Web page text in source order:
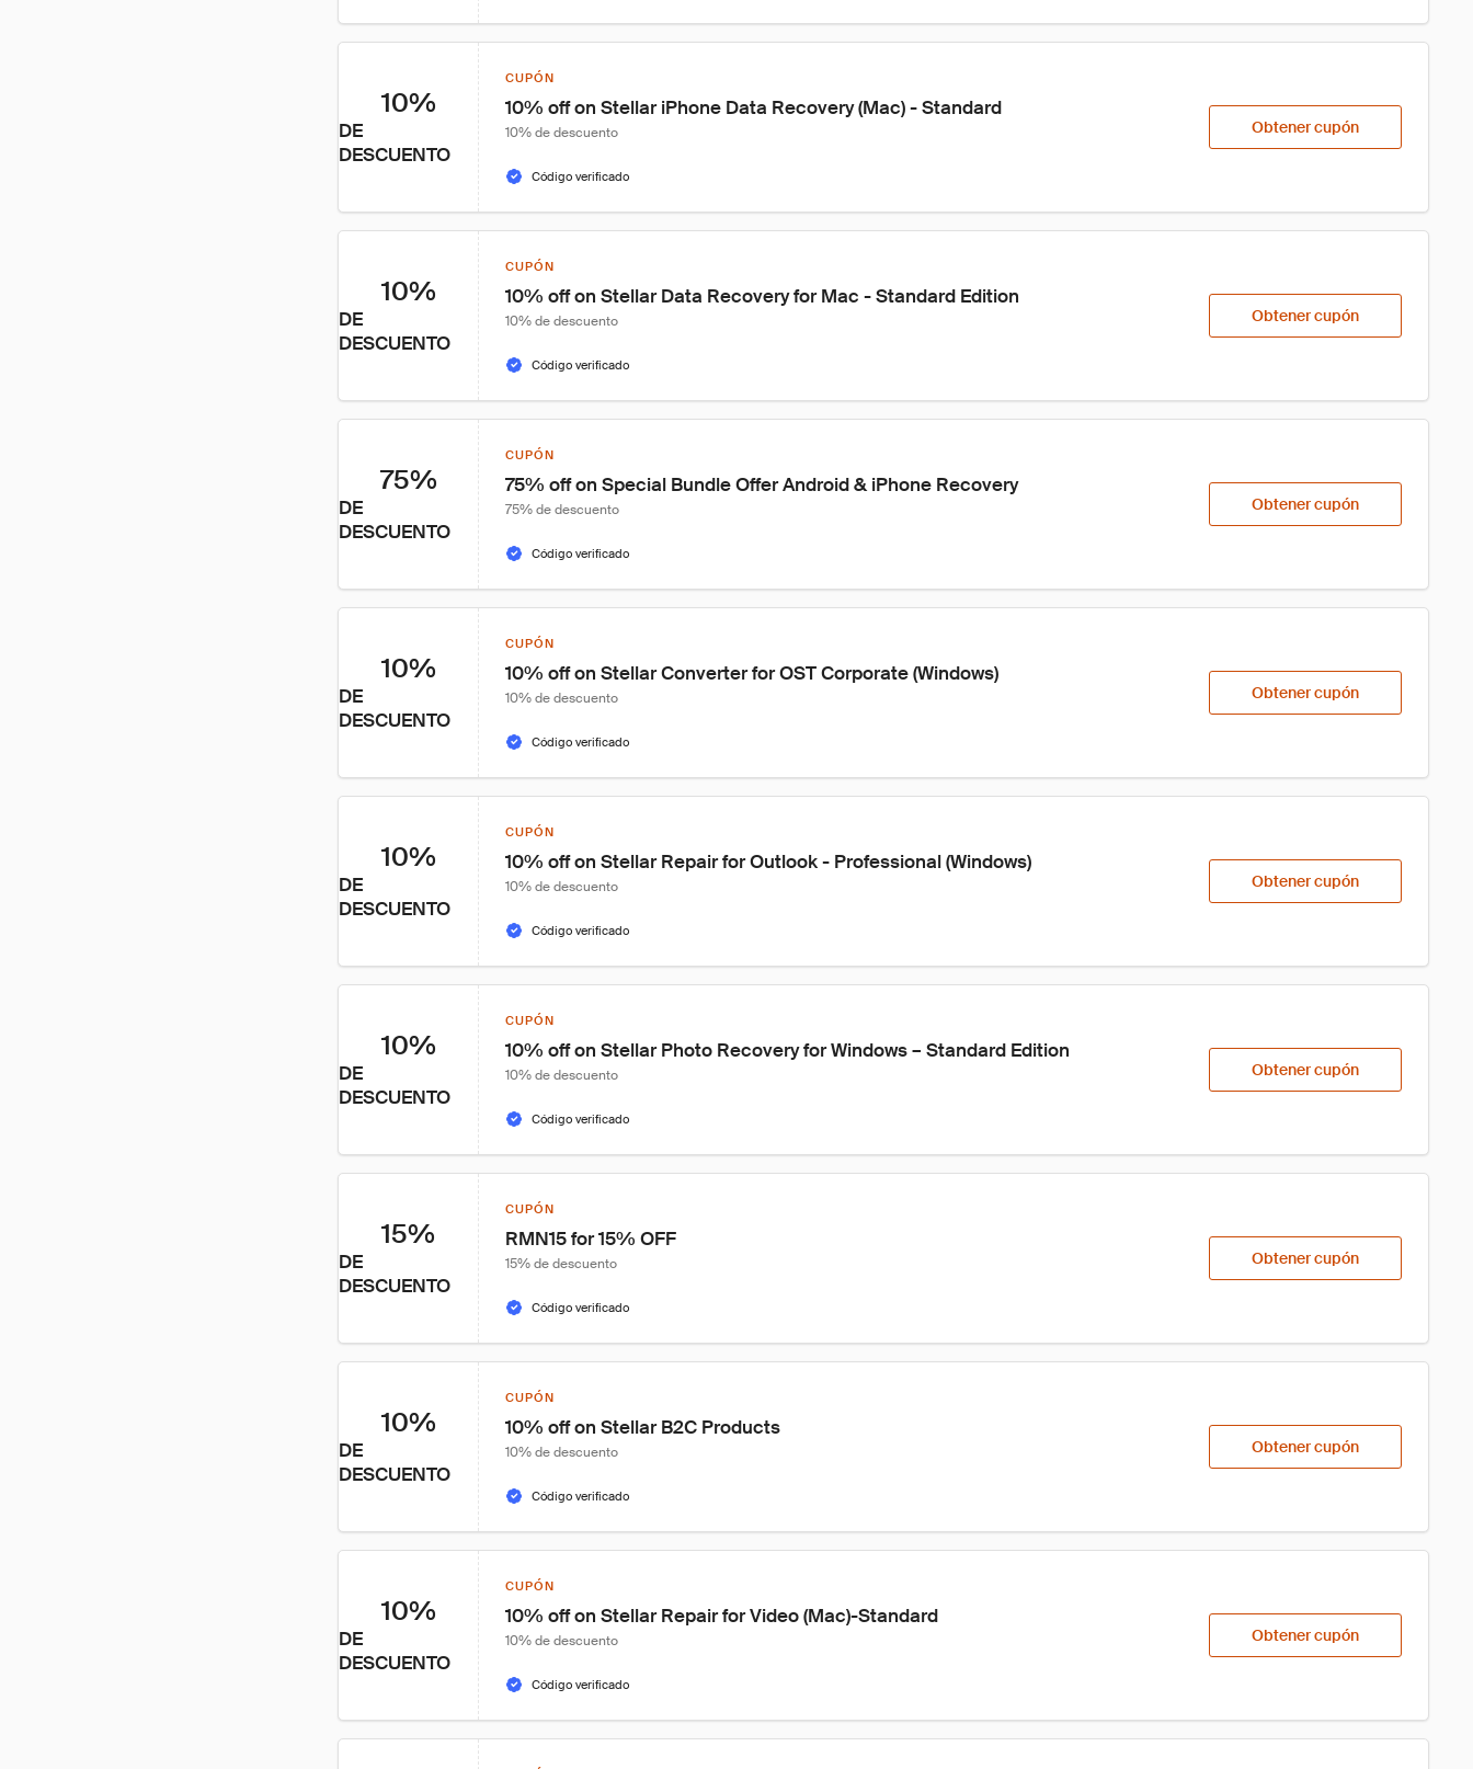
10%
DE
DESCUENTO
CUPÓN
10% off on Stellar iPhone Data Recovery (Mac) - Standard
10% de descuento
Código verificado
Obtener cupón
10%
DE
DESCUENTO
CUPÓN
10% off on Stellar Data Recovery for Mac - Standard Edition
10% de descuento
Código verificado
Obtener cupón
75%
DE
DESCUENTO
CUPÓN
75% off on Special Bundle Offer Android & iPhone Recovery
75% de descuento
Código verificado
Obtener cupón
10%
DE
DESCUENTO
CUPÓN
10% off on Stellar Converter for OST Corporate (Windows)
10% de descuento
Código verificado
Obtener cupón
10%
DE
DESCUENTO
CUPÓN
10% off on Stellar Repair for Outlook - Professional (Windows)
10% de descuento
Código verificado
Obtener cupón
10%
DE
DESCUENTO
CUPÓN
10% off on Stellar Photo Recovery for Windows – Standard Edition
10% de descuento
Código verificado
Obtener cupón
15%
DE
DESCUENTO
CUPÓN
RMN15 for 15% OFF
15% de descuento
Código verificado
Obtener cupón
10%
DE
DESCUENTO
CUPÓN
10% off on Stellar B2C Products
10% de descuento
Código verificado
Obtener cupón
10%
DE
DESCUENTO
CUPÓN
10% off on Stellar Repair for Video (Mac)-Standard
10% de descuento
Código verificado
Obtener cupón